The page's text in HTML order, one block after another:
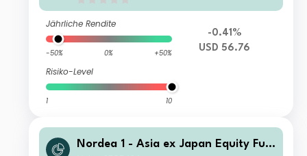
Jährliche Rendite
-50% 0% +50%
Risiko-Level
1 10
-0.41%
USD 56.76
Nordea 1 - Asia ex Japan Equity Fun